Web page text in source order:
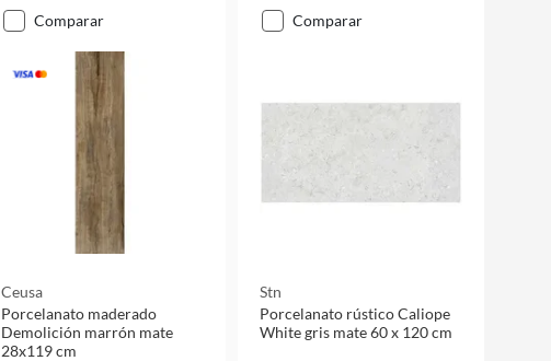
comparar
Ceusa
Porcelanato maderado
Demolición marrón mate
28x119 cm
comparar
Stn
Porcelanato rústico Caliope
White gris mate 60 x 120 cm